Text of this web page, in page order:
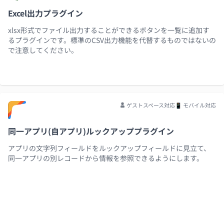
Excel出力プラグイン
xlsx形式でファイル出力することができるボタンを一覧に追加す
るプラグインです。標準のCSV出力機能を代替するものではないの
で注意してください。
ゲストスペース対応📱 モバイル対応
同一アプリ(自アプリ)ルックアッププラグイン
アプリの文字列フィールドをルックアップフィールドに見立て、
同一アプリの別レコードから情報を参照できるようにします。